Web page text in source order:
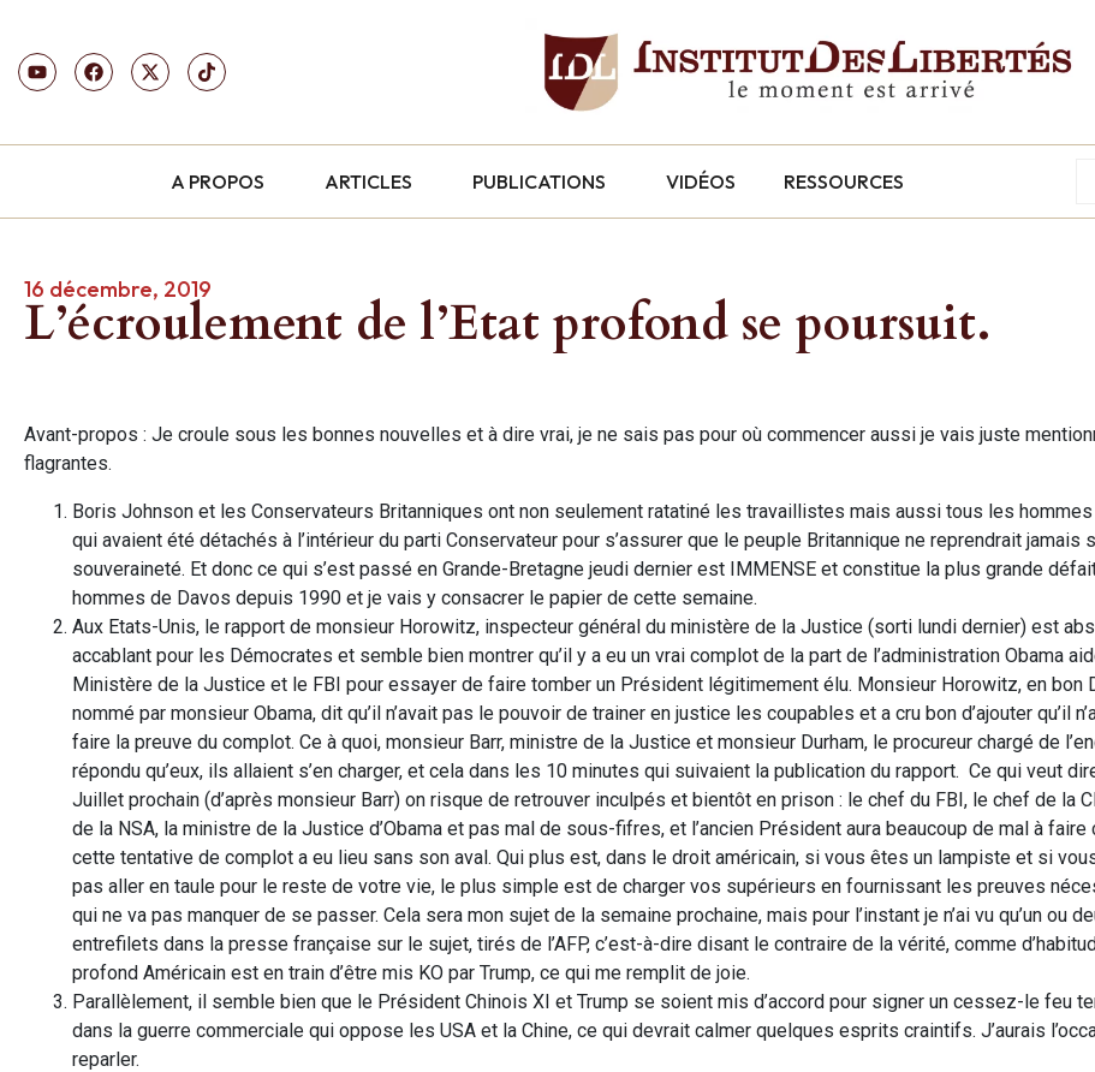
A PROPOS ARTICLES PUBLICATIONS VIDÉOS RESSOURCES
16 décembre, 2019
L’écroulement de l’Etat profond se poursuit.
Avant-propos : Je croule sous les bonnes nouvelles et à dire vrai, je ne sais pas pour où commencer aussi je vais juste
flagrantes.
Boris Johnson et les Conservateurs Britanniques ont non seulement ratatiné les travaillistes mais aussi tous les
qui avaient été détachés à l’intérieur du parti Conservateur pour s’assurer que le peuple Britannique ne reprendrait jamais
souveraineté. Et donc ce qui s’est passé en Grande-Bretagne jeudi dernier est IMMENSE et constitue la plus grande
hommes de Davos depuis 1990 et je vais y consacrer le papier de cette semaine.
Aux Etats-Unis, le rapport de monsieur Horowitz, inspecteur général du ministère de la Justice (sorti lundi dernier) est
accablant pour les Démocrates et semble bien montrer qu’il y a eu un vrai complot de la part de l’administration Obama
Ministère de la Justice et le FBI pour essayer de faire tomber un Président légitimement élu. Monsieur Horowitz, en bon
nommé par monsieur Obama, dit qu’il n’avait pas le pouvoir de trainer en justice les coupables et a cru bon d’ajouter qu’il
faire la preuve du complot. Ce à quoi, monsieur Barr, ministre de la Justice et monsieur Durham, le procureur chargé de
répondu qu’eux, ils allaient s’en charger, et cela dans les 10 minutes qui suivaient la publication du rapport. Ce qui veut
Juillet prochain (d’après monsieur Barr) on risque de retrouver inculpés et bientôt en prison : le chef du FBI, le chef de la
de la NSA, la ministre de la Justice d’Obama et pas mal de sous-fifres, et l’ancien Président aura beaucoup de mal à faire
cette tentative de complot a eu lieu sans son aval. Qui plus est, dans le droit américain, si vous êtes un lampiste et si
pas aller en taule pour le reste de votre vie, le plus simple est de charger vos supérieurs en fournissant les preuves
qui ne va pas manquer de se passer. Cela sera mon sujet de la semaine prochaine, mais pour l’instant je n’ai vu qu’un ou
entrefilets dans la presse française sur le sujet, tirés de l’AFP, c’est-à-dire disant le contraire de la vérité, comme
profond Américain est en train d’être mis KO par Trump, ce qui me remplit de joie.
Parallèlement, il semble bien que le Président Chinois XI et Trump se soient mis d’accord pour signer un cessez-le feu
dans la guerre commerciale qui oppose les USA et la Chine, ce qui devrait calmer quelques esprits craintifs. J’aurais
reparler.